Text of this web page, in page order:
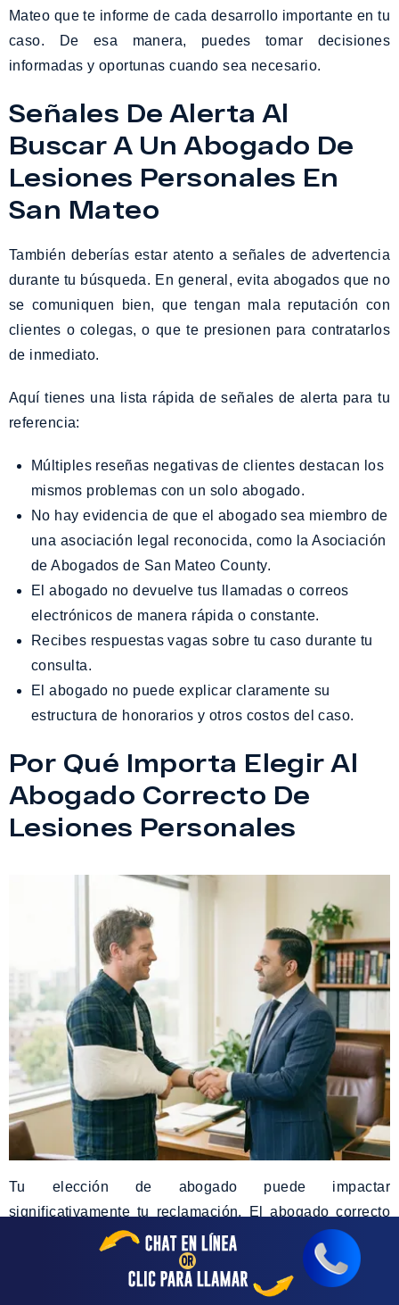
Mateo que te informe de cada desarrollo importante en tu
caso. De esa manera, puedes tomar decisiones
informadas y oportunas cuando sea necesario.
Señales De Alerta Al
Buscar A Un Abogado De
Lesiones Personales En
San Mateo
También deberías estar atento a señales de advertencia
durante tu búsqueda. En general, evita abogados que no
se comuniquen bien, que tengan mala reputación con
clientes o colegas, o que te presionen para contratarlos
de inmediato.
Aquí tienes una lista rápida de señales de alerta para tu
referencia:
Múltiples reseñas negativas de clientes destacan los
mismos problemas con un solo abogado.
No hay evidencia de que el abogado sea miembro de
una asociación legal reconocida, como la Asociación
de Abogados de San Mateo County.
El abogado no devuelve tus llamadas o correos
electrónicos de manera rápida o constante.
Recibes respuestas vagas sobre tu caso durante tu
consulta.
El abogado no puede explicar claramente su
estructura de honorarios y otros costos del caso.
Por Qué Importa Elegir Al
Abogado Correcto De
Lesiones Personales
Tu elección de abogado puede impactar
significativamente tu reclamación. El abogado correcto
para tu caso debería tener experiencia previa con casos
similares y saber cómo los factores específicos de San
Mateo pueden afectar el proceso. Eso significa que